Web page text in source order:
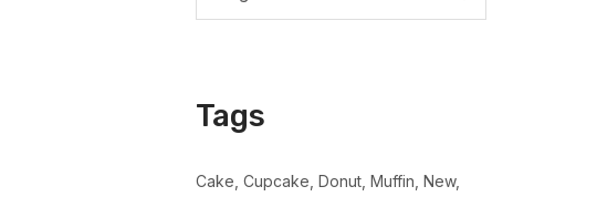
Tags
Cake Cupcake Donut Muffin New